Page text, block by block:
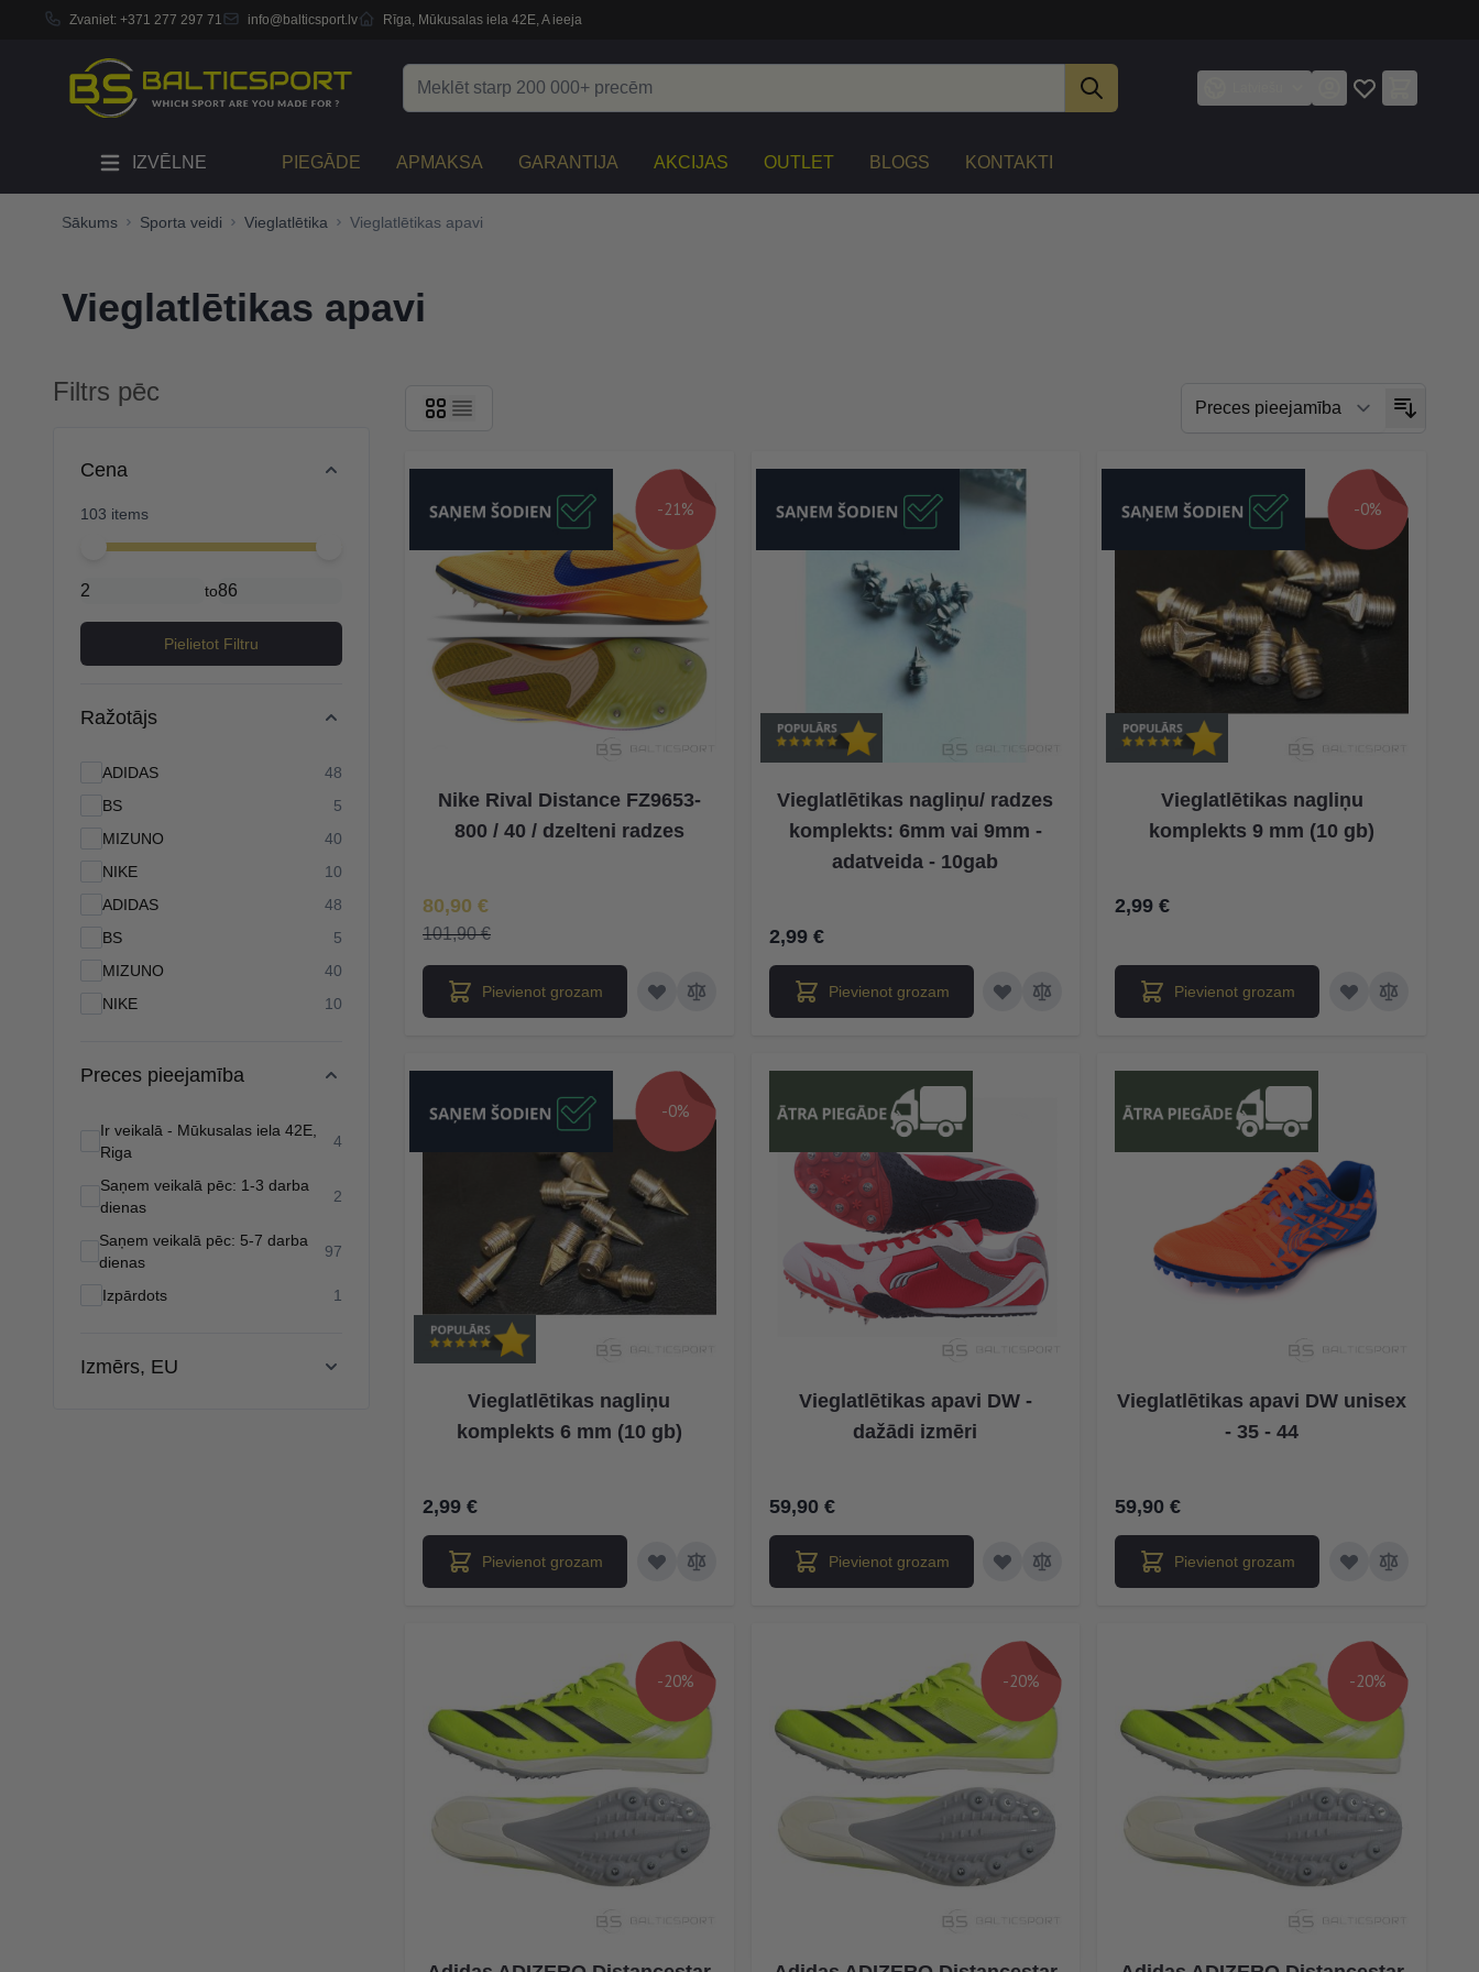
Zvaniet: +371 277 297 71 info@balticsport.lv Rīga, Mūkusalas iela 42E, A ieeja
IZVĒLNE PIEGĀDE APMAKSA GARANTIJA AKCIJAS OUTLET BLOGS KONTAKTI
Sākums Sporta veidi Vieglatlētika Vieglatlētikas apavi
Vieglatlētikas apavi
Filtrs pēc
Cena
103 items
Minimal price
Maximum price
to
Pielietot Filtru
Ražotājs
ADIDAS 48
BS
5 products available
MIZUNO
40 products available
NIKE
10
ADIDAS
48 products available
BS
5 products available
MIZUNO
40 products available
NIKE
10 products available
Preces pieejamība
Ir veikalā - Mūkusalas iela 42E,
Riga
4
Saņem veikalā pēc: 1-3 darba
dienas
2
Saņem veikalā pēc: 5-7 darba
dienas
97
Izpārdots 1 products available
Izmērs, EU
-21%
Nike Rival Distance FZ9653-
800 / 40 / dzelteni radzes
Īpaša Cena
80,90 €
101,90 €
Pievienot grozam
Vieglatlētikas nagliņu/ radzes
komplekts: 6mm vai 9mm -
adatveida - 10gab
2,99 €
Pievienot grozam
-0%
Vieglatlētikas nagliņu
komplekts 9 mm (10 gb)
2,99 €
Pievienot grozam
-0%
Vieglatlētikas nagliņu
komplekts 6 mm (10 gb)
2,99 €
Pievienot grozam
Vieglatlētikas apavi DW -
dažādi izmēri
59,90 €
Pievienot grozam
Vieglatlētikas apavi DW unisex
- 35 - 44
59,90 €
Pievienot grozam
-20% -20% -20%